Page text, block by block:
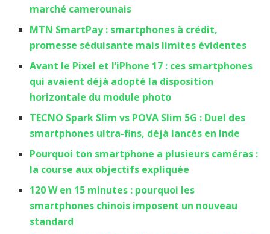
marché camerounais
MTN SmartPay : smartphones à crédit,
promesse séduisante mais limites évidentes
Avant le Pixel et l’iPhone 17 : ces smartphones
qui avaient déjà adopté la disposition
horizontale du module photo
TECNO Spark Slim vs POVA Slim 5G : Duel des
smartphones ultra-fins, déjà lancés en Inde
Pourquoi ton smartphone a plusieurs caméras :
la course aux objectifs expliquée
120 W en 15 minutes : pourquoi les
smartphones chinois imposent un nouveau
standard